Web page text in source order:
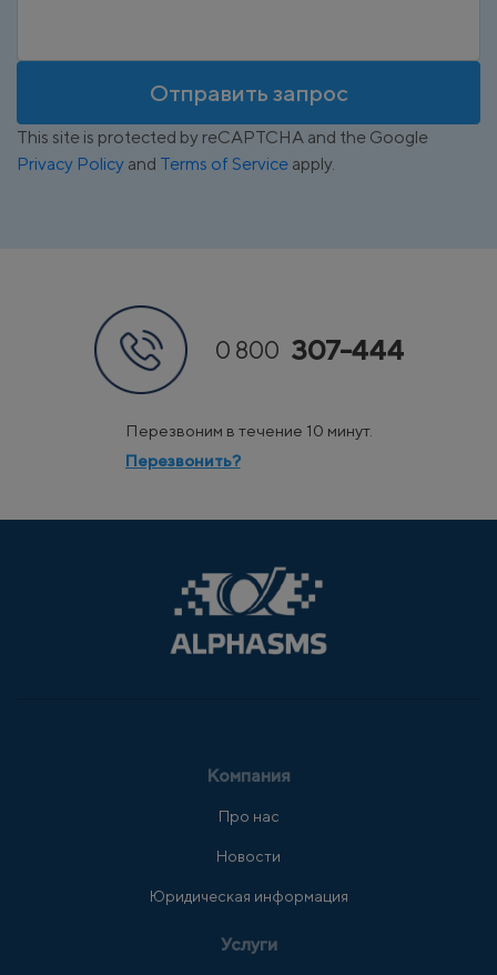
Отправить запрос
This site is protected by reCAPTCHA and the Google
Privacy Policy and Terms of Service apply.
0 800 307-444
Перезвоним в течение 10 минут.
Перезвонить?
Компания
Про нас
Новости
Юридическая информация
Услуги